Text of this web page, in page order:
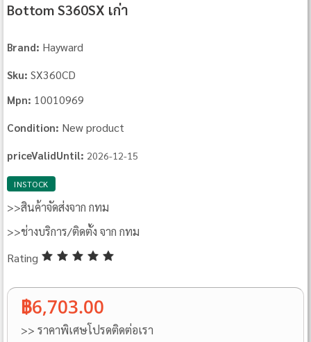
Bottom S360SX เก่า
Brand: Hayward
Sku: SX360CD
Mpn: 10010969
Condition: New product
priceValidUntil: 2026-12-15
INSTOCK
>>สินค้าจัดส่งจาก กทม
>>ช่างบริการ/ติดตั้ง จาก กทม
Rating
฿6,703.00
>> ราคาพิเศษโปรดติดต่อเรา